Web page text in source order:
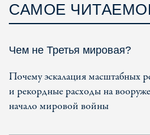
САМОЕ
Чем не Третья мировая?
Почему эскалация масштабных
и рекордные расходы на
начало мировой войны